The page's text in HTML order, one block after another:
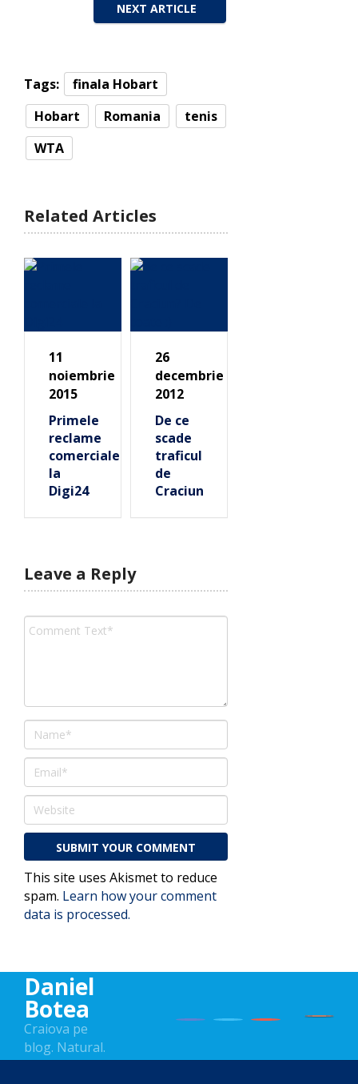
NEXT ARTICLE
Tags:
finala Hobart
Hobart
Romania
tenis
WTA
Related Articles
11
noiembrie
2015
Primele
reclame
comerciale
la
Digi24
26
decembrie
2012
De ce
scade
traficul
de
Craciun
Leave a Reply
This site uses Akismet to reduce
spam. Learn how your comment
data is processed.
Daniel
Botea
Craiova pe
blog. Natural.